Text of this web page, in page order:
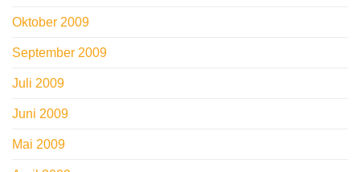
Oktober 2009
September 2009
Juli 2009
Juni 2009
Mai 2009